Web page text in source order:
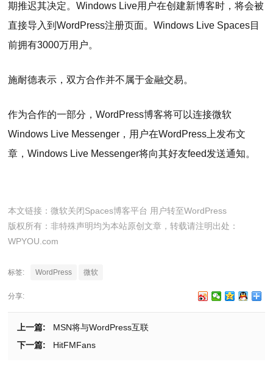
期推迟其决定。Windows Live用户在创建新博客时，将会被
直接导入到WordPress注册页面。Windows Live Spaces目
前拥有3000万用户。
施耐德表示，双方合作并不属于金融交易。
作为合作的一部分，WordPress博客将可以连接微软
Windows Live Messenger，用户在WordPress上发布文
章，Windows Live Messenger将向其好友feed发送通知。
本文链接：微软关闭Spaces博客平台 用户转至WordPress
版权所有：非特殊声明均为本站原创文章，转载请注明出处：
WPYOU.com
标签: WordPress 微软
分享:
上一篇:
MSN将与WordPress互联
下一篇:
HitFMFans